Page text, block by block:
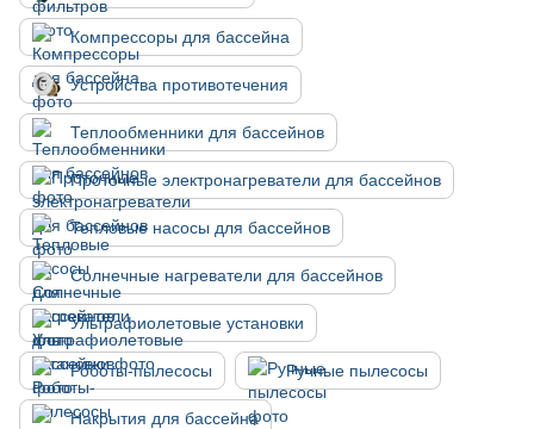
Компрессоры для бассейна
Устройства противотечения
Теплообменники для бассейнов
Проточные электронагреватели для бассейнов
Тепловые насосы для бассейнов
Солнечные нагреватели для бассейнов
Ультрафиолетовые установки
Роботы-пылесосы Ручные пылесосы
Накрытия для бассейна